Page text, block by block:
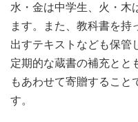
水・金は中学生、火・木
ます。また、教科書を持
出すテキストなども保管
定期的な蔵書の補充とと
もあわせて寄贈すること
す。